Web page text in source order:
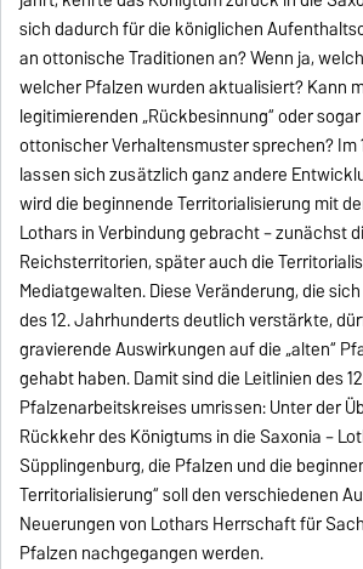
sich dadurch für die königlichen
an ottonische Traditionen an? Wenn ja,
welcher Pfalzen wurden aktualisiert? Kann
legitimierenden „Rückbesinnung“ oder
ottonischer Verhaltensmuster sprechen? Im
lassen sich zusätzlich ganz andere
wird die beginnende Territorialisierung mit
Lothars in Verbindung gebracht – zunächst
Reichsterritorien, später auch die
Mediatgewalten. Diese Veränderung, die
des 12. Jahrhunderts deutlich verstärkte,
gravierende Auswirkungen auf die „alten“
gehabt haben. Damit sind die Leitlinien des
Pfalzenarbeitskreises umrissen: Unter der
Rückkehr des Königtums in die Saxonia –
Süpplingenburg, die Pfalzen und die
Territorialisierung“ soll den verschiedenen
Neuerungen von Lothars Herrschaft für
Pfalzen nachgegangen werden.